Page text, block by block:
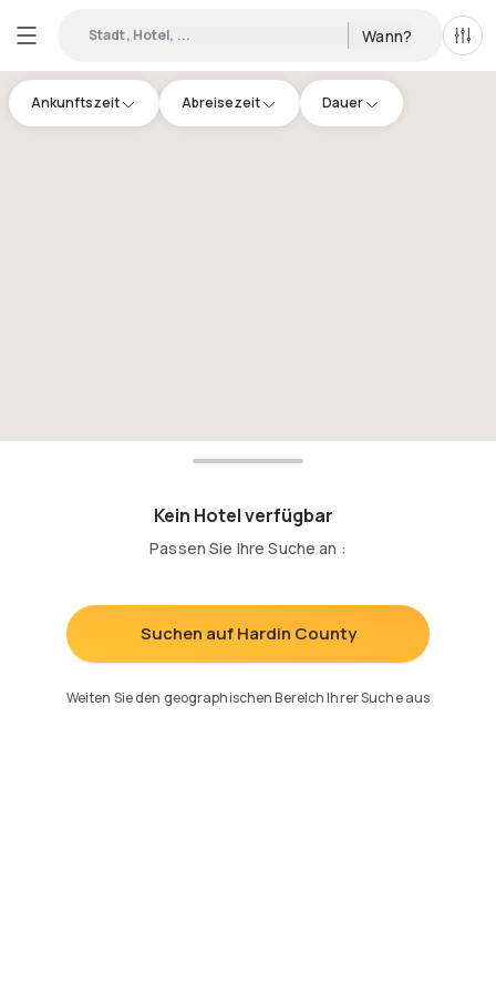
Stadt, Hotel, ... Wann? Alle
Ankunftszeit Abreisezeit Dauer
Kein Hotel verfügbar
Passen Sie Ihre Suche an :
Suchen auf Hardin County
Weiten Sie den geographischen Bereich Ihrer Suche aus